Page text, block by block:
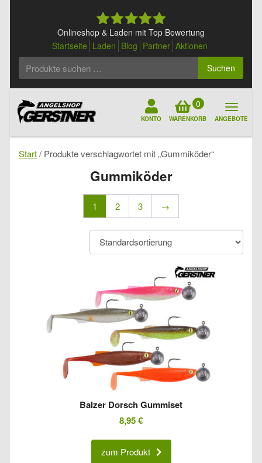
Onlineshop & Laden mit Top Bewertung
Startseite Laden Blog Partner Aktionen
Suchen
KONTO
0
WARENKORB ANGEBOTE
Start/ Produkte verschlagwortet mit „Gummiköder“
Gummiköder
1 2 3 →
Balzer Dorsch Gummiset
8,95€
zum Produkt